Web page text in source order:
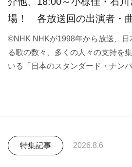
場！ 各放送回の出演者・
©NHK NHKが1998年から放送、日
る歌の数々、多くの人々の支持を
いる「日本のスタンダード・ナン
特集記事 2026.8.6